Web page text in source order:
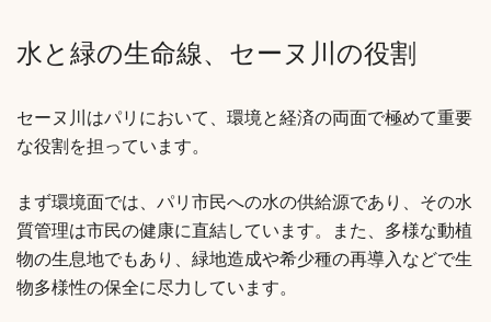
水と緑の生命線、セーヌ川の役割
セーヌ川はパリにおいて、環境と経済の両面で極めて重要
な役割を担っています。
まず環境面では、パリ市民への水の供給源であり、その水
質管理は市民の健康に直結しています。また、多様な動植
物の生息地でもあり、緑地造成や希少種の再導入などで生
物多様性の保全に尽力しています。